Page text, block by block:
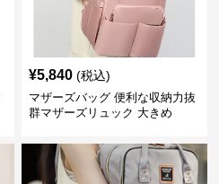
¥5,840 (税込)
マザーズバッグ 便利な収納力抜
群マザーズリュック 大きめ